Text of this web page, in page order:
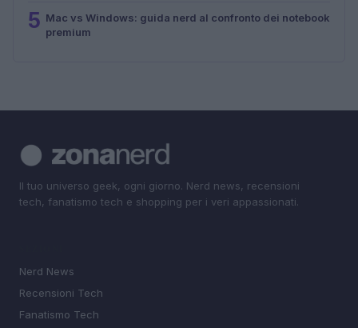
5 Mac vs Windows: guida nerd al confronto dei notebook
premium
Il tuo universo geek, ogni giorno. Nerd news, recensioni
tech, fanatismo tech e shopping per i veri appassionati.
Nerd News
Recensioni Tech
Fanatismo Tech